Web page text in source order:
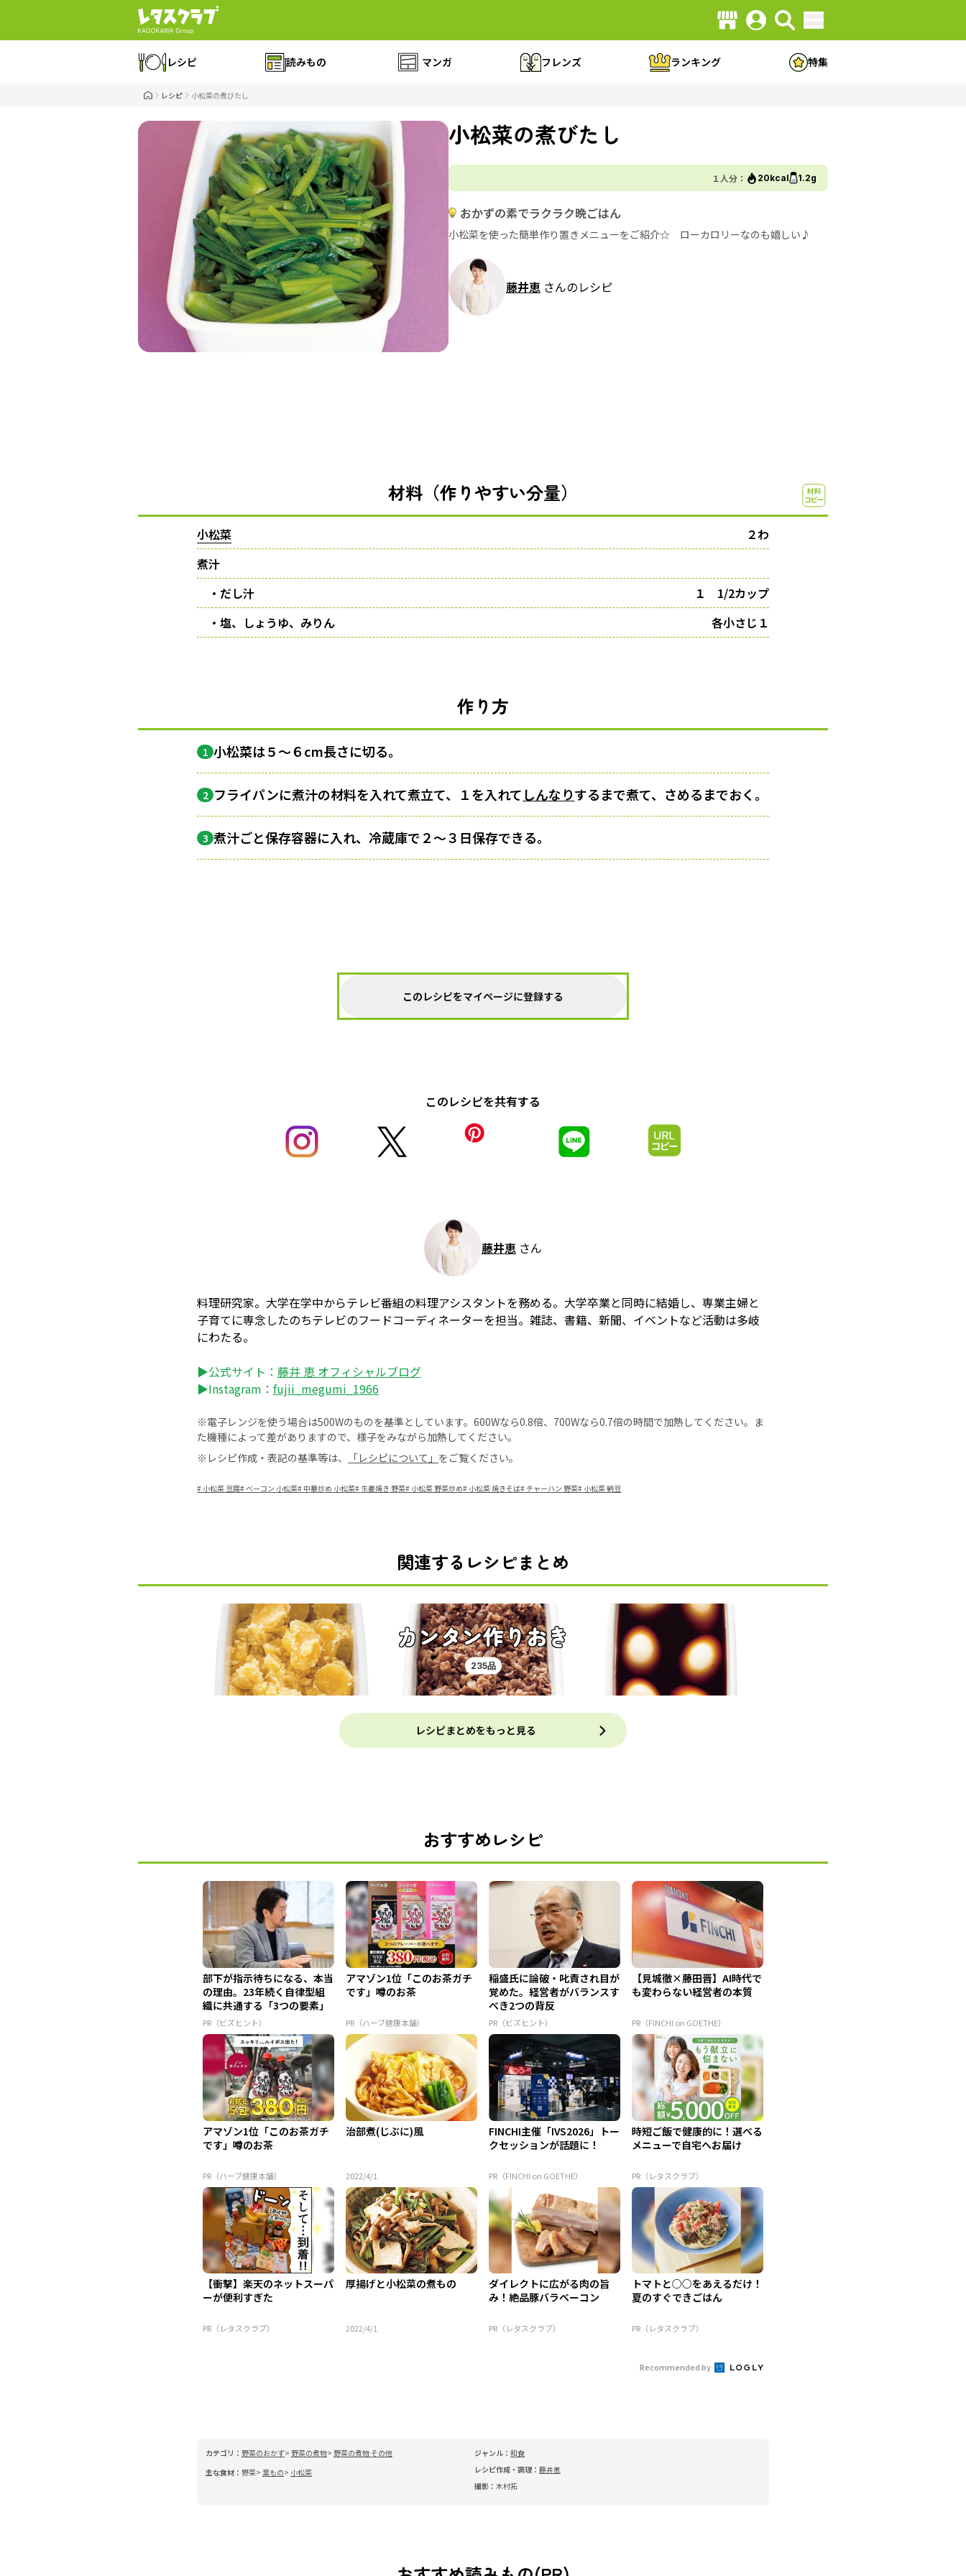
レシピ 読みもの マンガ フレンズ ランキング 特集
レシピ 小松菜の煮びたし
小松菜の煮びたし
１人分： 20kcal 1.2g
おかずの素でラクラク晩ごはん
小松菜を使った簡単作り置きメニューをご紹介☆ ローカロリーなのも嬉しい♪
藤井恵 さんのレシピ
材料（作りやすい分量）
小松菜
２わ
煮汁
・だし汁
１ 1/2カップ
・塩、しょうゆ、みりん
各小さじ１
作り方
1 小松菜は５〜６cm長さに切る。
2 フライパンに煮汁の材料を入れて煮立て、１を入れて しんなりするまで煮て、さめるまでおく。
3 煮汁ごと保存容器に入れ、冷蔵庫で２〜３日保存できる。
このレシピをマイページに登録する
このレシピを共有する
藤井恵 さん
料理研究家。大学在学中からテレビ番組の料理アシスタントを務める。大学卒業と同時に結婚し、専業主婦と
子育てに専念したのちテレビのフードコーディネーターを担当。雑誌、書籍、新聞、イベントなど活動は多岐
にわたる。
▶公式サイト： 藤井 恵 オフィシャルブログ
▶Instagram： fujii_megumi_1966
※電子レンジを使う場合は500Wのものを基準としています。600Wなら0.8倍、700Wなら0.7倍の時間で加熱してください。ま
た機種によって差がありますので、様子をみながら加熱してください。
※レシピ作成・表記の基準等は、
「レシピについて」 をご覧ください。
# 小松菜 豆腐#ベーコン 小松菜#中華炒め 小松菜# 生姜焼き 野菜# 小松菜 野菜炒め# 小松菜 焼きそば# チャーハン 野菜# 小松菜 納豆
関連するレシピまとめ
カンタン作りおき
235品
レシピまとめをもっと見る
おすすめレシピ
部下が指示待ちになる、本当
の理由。23年続く自律型組
織に共通する「3つの要素」
PR（ビズヒント）
アマゾン1位「このお茶ガチ
です」噂のお茶
PR（ハーブ健康本舗）
稲盛氏に論破・叱責され目が
覚めた。経営者がバランスす
べき2つの背反
PR（ビズヒント）
【見城徹×藤田晋】AI時代で
も変わらない経営者の本質
PR（FINCHI on GOETHE）
アマゾン1位「このお茶ガチ
です」噂のお茶
PR（ハーブ健康本舗）
治部煮(じぶに)風
2022/4/1
FINCHI主催「IVS2026」トー
クセッションが話題に！
PR（FINCHI on GOETHE）
時短ご飯で健康的に！選べる
メニューで自宅へお届け
PR（レタスクラブ）
【衝撃】楽天のネットスーパ
ーが便利すぎた
PR（レタスクラブ）
厚揚げと小松菜の煮もの
2022/4/1
ダイレクトに広がる肉の旨
み！絶品豚バラベーコン
PR（レタスクラブ）
トマトと○○をあえるだけ！
夏のすぐできごはん
PR（レタスクラブ）
Recommended by
カテゴリ： 野菜のおかず 野菜の煮物
野菜の煮物 その他
主な食材： 野菜 葉もの 小松菜
ジャンル： 和食
レシピ作成・調理： 藤井恵
撮影： 木村拓